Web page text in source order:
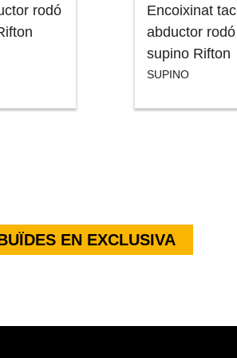
rodó
Encoixinat tac
abductor rodó
supino Rifton
SUPINO
EN EXCLUSIVA